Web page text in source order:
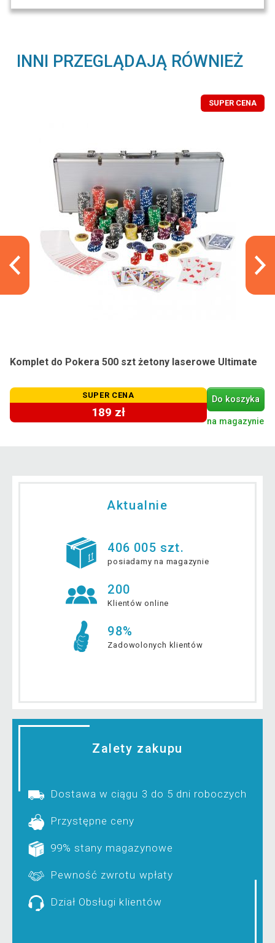
INNI PRZEGLĄDAJĄ RÓWNIEŻ
SUPER CENA
Komplet do Pokera 500 szt żetony laserowe Ultimate
SUPER CENA
189 zł
Do koszyka
na magazynie
Aktualnie
406 005 szt.
posiadamy na magazynie
200
Klientów online
98%
Zadowolonych klientów
Zalety zakupu
Dostawa w ciągu 3 do 5 dni roboczych
Przystępne ceny
99% stany magazynowe
Pewność zwrotu wpłaty
Dział Obsługi klientów